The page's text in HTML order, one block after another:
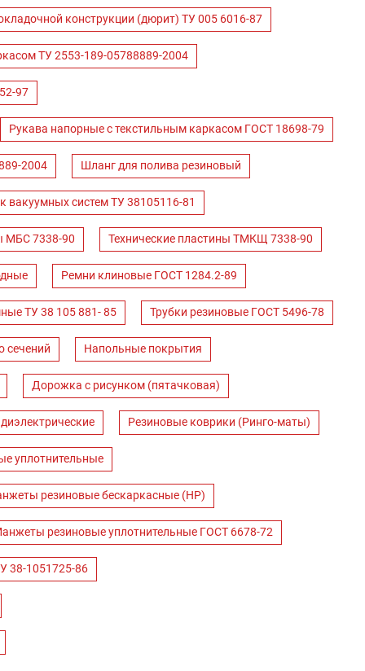
конструкции (дюрит) ТУ 005 6016-87
ТУ 2553-189-05788889-2004
97
Рукава напорные с текстильным каркасом ГОСТ 18698-79
2004 Шланг для полива резиновый
вакуумных систем ТУ 38105116-81
МБС 7338-90 Технические пластины ТМКЩ 7338-90
Ремни клиновые ГОСТ 1284.2-89
ТУ 38 105 881- 85 Трубки резиновые ГОСТ 5496-78
сечений Напольные покрытия
Дорожка с рисунком (пятачковая)
Резиновые коврики (Ринго-маты)
уплотнительные
резиновые бескаркасные (НР)
резиновые уплотнительные ГОСТ 6678-72
38-1051725-86